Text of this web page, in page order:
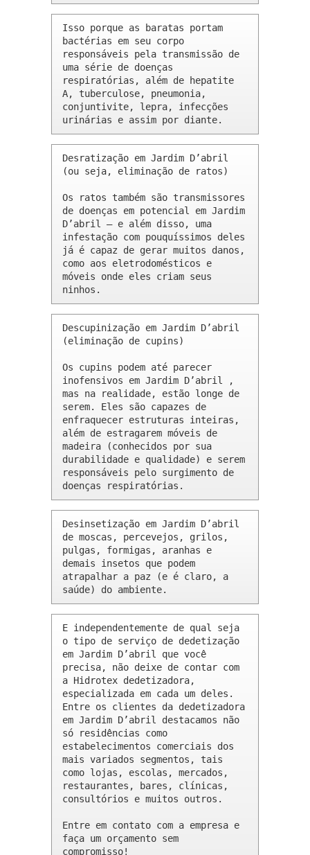
Isso porque as baratas portam
bactérias em seu corpo
responsáveis pela transmissão de
uma série de doenças
respiratórias, além de hepatite
A, tuberculose, pneumonia,
conjuntivite, lepra, infecções
urinárias e assim por diante.
Desratização em Jardim D’abril
(ou seja, eliminação de ratos)
Os ratos também são transmissores
de doenças em potencial em Jardim
D’abril – e além disso, uma
infestação com pouquíssimos deles
já é capaz de gerar muitos danos,
como aos eletrodomésticos e
móveis onde eles criam seus
ninhos.
Descupinização em Jardim D’abril
(eliminação de cupins)
Os cupins podem até parecer
inofensivos em Jardim D’abril ,
mas na realidade, estão longe de
serem. Eles são capazes de
enfraquecer estruturas inteiras,
além de estragarem móveis de
madeira (conhecidos por sua
durabilidade e qualidade) e serem
responsáveis pelo surgimento de
doenças respiratórias.
Desinsetização em Jardim D’abril
de moscas, percevejos, grilos,
pulgas, formigas, aranhas e
demais insetos que podem
atrapalhar a paz (e é claro, a
saúde) do ambiente.
E independentemente de qual seja
o tipo de serviço de dedetização
em Jardim D’abril que você
precisa, não deixe de contar com
a Hidrotex dedetizadora,
especializada em cada um deles.
Entre os clientes da dedetizadora
em Jardim D’abril destacamos não
só residências como
estabelecimentos comerciais dos
mais variados segmentos, tais
como lojas, escolas, mercados,
restaurantes, bares, clínicas,
consultórios e muitos outros.
Entre em contato com a empresa e
faça um orçamento sem
compromisso!